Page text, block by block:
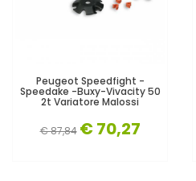
Peugeot Speedfight -
Speedake -Buxy-Vivacity 50
2t Variatore Malossi
€ 87,84 € 70,27